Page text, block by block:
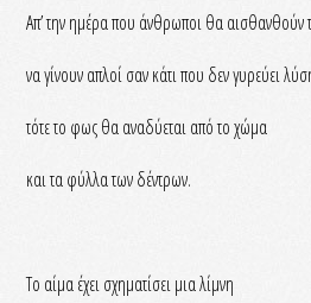
Απ’ την ημέρα που άνθρωποι θα αισθανθούν
να γίνουν απλοί σαν κάτι που δεν γυρεύει
τότε το φως θα αναδύεται από το χώμα
και τα φύλλα των δέντρων.
Το αίμα έχει σχηματίσει μια λίμνη